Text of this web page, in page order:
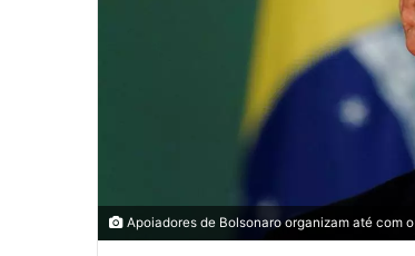
Apoiadores de Bolsonaro organizam até com